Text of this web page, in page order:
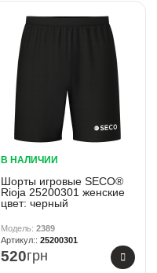
В НАЛИЧИИ
Шорты игровые SECO®
Rioja 25200301 женские
цвет: черный
2389
25200301
520грн